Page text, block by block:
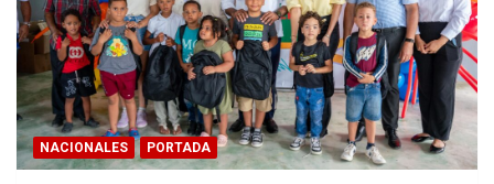
NACIONALES PORTADA